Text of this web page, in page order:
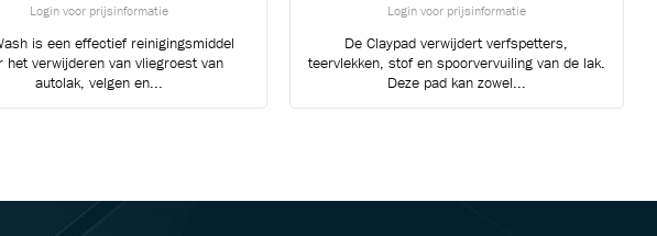
Login voor prijsinformatie
is een effectief reinigingsmiddel
het verwijderen van vliegroest van
autolak, velgen en...
Login voor prijsinformatie
De Claypad verwijdert verfspetters,
teervlekken, stof en spoorvervuiling van de lak.
Deze pad kan zowel...